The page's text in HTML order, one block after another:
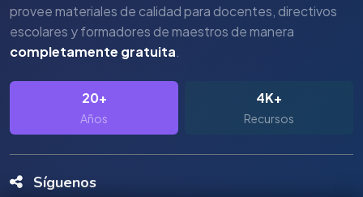
provee materiales de calidad para docentes, directivos
escolares y formadores de maestros de manera
completamente gratuita.
20+
Años
4K+
Recursos
Síguenos